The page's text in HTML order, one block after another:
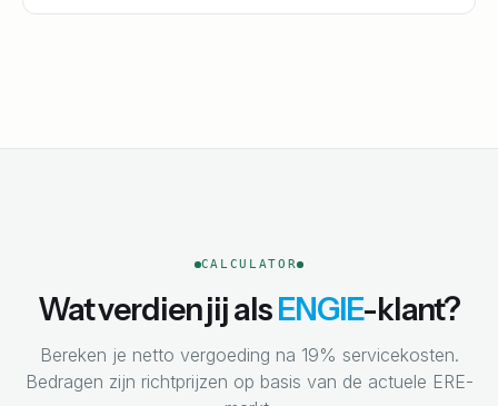
CALCULATOR
Wat verdien jij alsENGIE-klant?
Bereken je netto vergoeding na 19% servicekosten.
Bedragen zijn richtprijzen op basis van de actuele ERE-